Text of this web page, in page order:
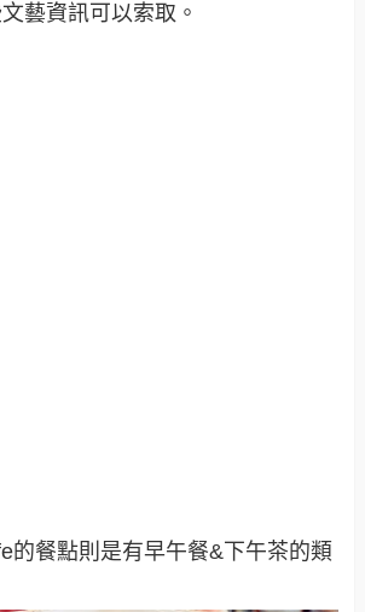
藝資訊可以索取 。
餐點則是有早午餐&下午茶的類